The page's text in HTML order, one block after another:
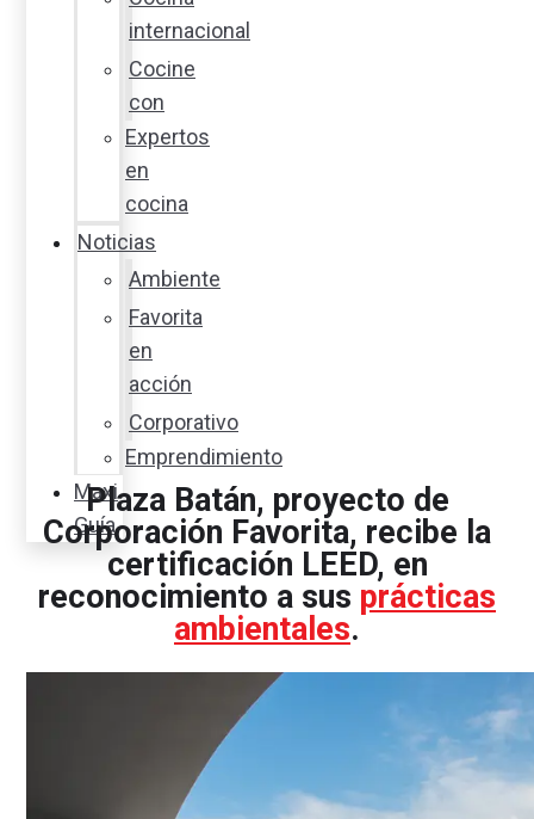
internacional
Cocine
con
Expertos
en
cocina
Noticias
Ambiente
Favorita
en
acción
Corporativo
Emprendimiento
Maxi
Guía
Plaza Batán, proyecto de
Corporación Favorita, recibe la
certificación LEED, en
reconocimiento a sus prácticas
ambientales.